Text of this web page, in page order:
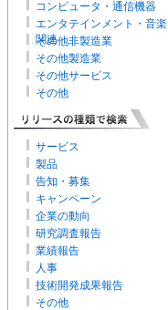
コンピュータ・通信機器
エンタテインメント・音楽
関連
その他非製造業
その他製造業
その他サービス
その他
サービス
製品
告知・募集
キャンペーン
企業の動向
研究調査報告
業績報告
人事
技術開発成果報告
その他